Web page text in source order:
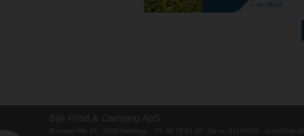
» se tilbud
Bijé Fritid & Camping ApS
Bomose Alle 19 · 3200 Helsinge · Tlf: 48 79 31 10 · Se nr. 41144556 · post@bije.dk